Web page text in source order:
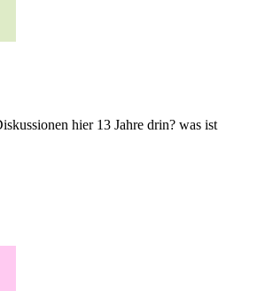
hier 13 Jahre drin? was ist